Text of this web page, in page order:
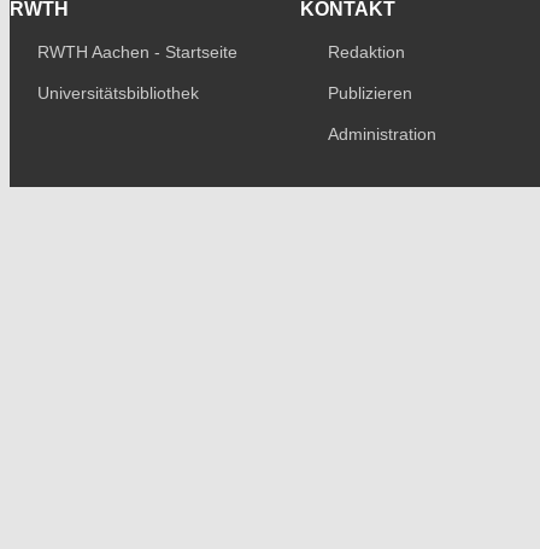
RWTH
RWTH Aachen - Startseite
Universitätsbibliothek
KONTAKT
Redaktion
Publizieren
Administration